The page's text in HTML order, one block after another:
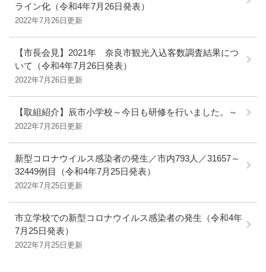
ライン化（令和4年7月26日発表）
2022年7月26日更新
【市長会見】2021年 奈良市観光入込客数調査結果につ
いて（令和4年7月26日発表）
2022年7月26日更新
【取組紹介】辰市小学校～今日も研修を行いました。～
2022年7月26日更新
新型コロナウイルス感染者の発生／市内793人／31657～
32449例目（令和4年7月25日発表）
2022年7月25日更新
市立学校での新型コロナウイルス感染者の発生（令和4年
7月25日発表）
2022年7月25日更新